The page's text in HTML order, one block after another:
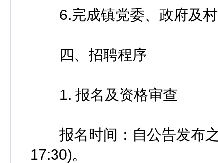
6.完成镇党委、政府及村
四、招聘程序
1. 报名及资格审查
报名时间：自公告发布之
17:30)。